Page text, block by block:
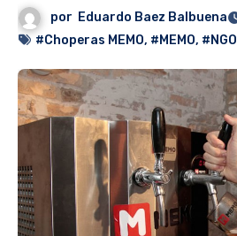
por Eduardo Baez Balbuena
#Choperas MEMO, #MEMO, #NGO